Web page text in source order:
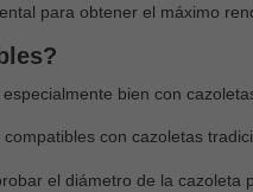
para obtener el máximo
bien con
con cazoletas
el diámetro de la cazoleta